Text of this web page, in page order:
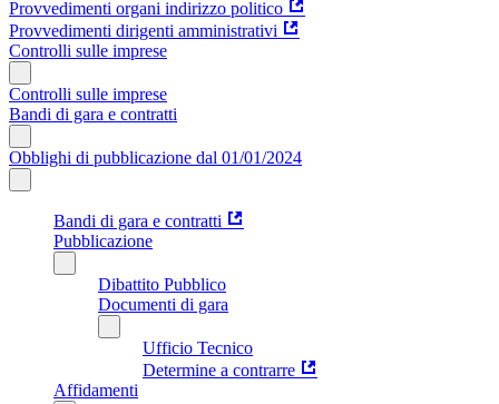
Provvedimenti organi indirizzo politico
Provvedimenti dirigenti amministrativi
Controlli sulle imprese
Controlli sulle imprese
Bandi di gara e contratti
Obblighi di pubblicazione dal 01/01/2024
Bandi di gara e contratti
Pubblicazione
Dibattito Pubblico
Documenti di gara
Ufficio Tecnico
Determine a contrarre
Affidamenti